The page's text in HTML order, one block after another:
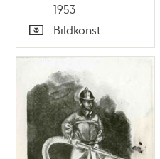
1953
Typ
Bildkonst